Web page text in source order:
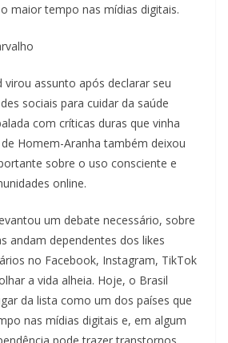
maior tempo nas mídias digitais.
assunto após declarar seu
sociais para cuidar da saúde
com críticas duras que vinha
Homem-Aranha também deixou
sobre o uso consciente e
online.
um debate necessário, sobre
andam dependentes dos likes
no Facebook, Instagram, TikTok
a vida alheia. Hoje, o Brasil
da lista como um dos países que
nas mídias digitais e, em algum
pode trazer transtornos